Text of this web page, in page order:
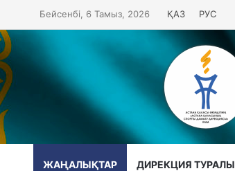
Бейсенбі, 6 Тамыз, 2026 ҚАЗ РУС
ЖАҢАЛЫҚТАР ДИРЕКЦИЯ ТУРАЛЫ